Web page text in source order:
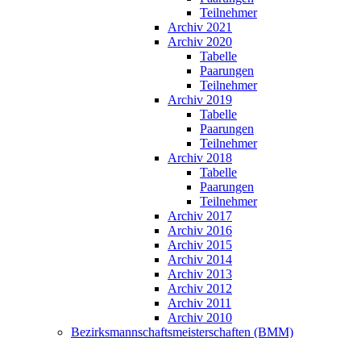
Teilnehmer
Archiv 2021
Archiv 2020
Tabelle
Paarungen
Teilnehmer
Archiv 2019
Tabelle
Paarungen
Teilnehmer
Archiv 2018
Tabelle
Paarungen
Teilnehmer
Archiv 2017
Archiv 2016
Archiv 2015
Archiv 2014
Archiv 2013
Archiv 2012
Archiv 2011
Archiv 2010
Bezirksmannschaftsmeisterschaften (BMM)